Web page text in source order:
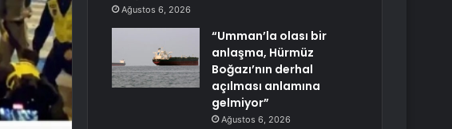
Ağustos 6, 2026
“Umman’la olası bir
anlaşma, Hürmüz
Boğazı’nın derhal
açılması anlamına
gelmiyor”
Ağustos 6, 2026